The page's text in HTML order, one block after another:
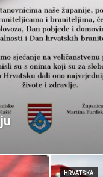
HRVATSKA